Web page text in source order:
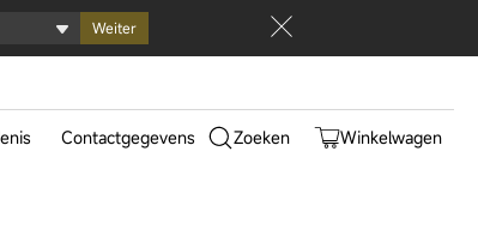
Weiter
Contactgegevens Zoeken Winkelwagen